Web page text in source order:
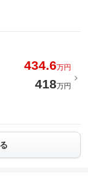
434.6万円
418万円